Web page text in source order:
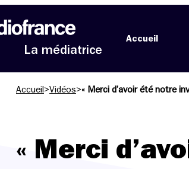
La médiatrice
Accueil
Accueil >Vidéos>« Merci d’avoir été notre
« Merci